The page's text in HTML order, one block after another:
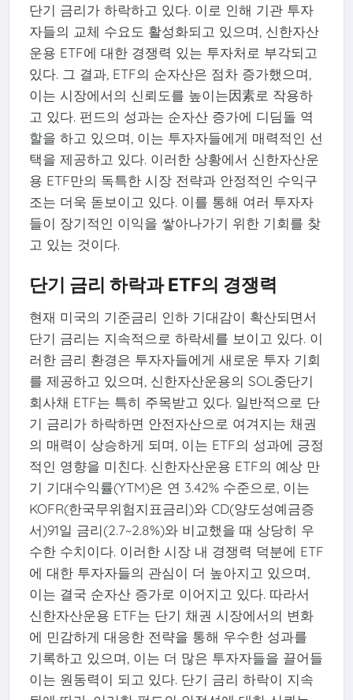
단기 금리가 하락하고 있다. 이로 인해 기관 투자
자들의 교체 수요도 활성화되고 있으며, 신한자산
운용 ETF에 대한 경쟁력 있는 투자처로 부각되고
있다. 그 결과, ETF의 순자산은 점차 증가했으며,
이는 시장에서의 신뢰도를 높이는因素로 작용하
고 있다. 펀드의 성과는 순자산 증가에 디딤돌 역
할을 하고 있으며, 이는 투자자들에게 매력적인 선
택을 제공하고 있다. 이러한 상황에서 신한자산운
용 ETF만의 독특한 시장 전략과 안정적인 수익구
조는 더욱 돋보이고 있다. 이를 통해 여러 투자자
들이 장기적인 이익을 쌓아나가기 위한 기회를 찾
고 있는 것이다.
단기 금리 하락과 ETF의 경쟁력
현재 미국의 기준금리 인하 기대감이 확산되면서
단기 금리는 지속적으로 하락세를 보이고 있다. 이
러한 금리 환경은 투자자들에게 새로운 투자 기회
를 제공하고 있으며, 신한자산운용의 SOL중단기
회사채 ETF는 특히 주목받고 있다. 일반적으로 단
기 금리가 하락하면 안전자산으로 여겨지는 채권
의 매력이 상승하게 되며, 이는 ETF의 성과에 긍정
적인 영향을 미친다. 신한자산운용 ETF의 예상 만
기 기대수익률(YTM)은 연 3.42% 수준으로, 이는
KOFR(한국무위험지표금리)와 CD(양도성예금증
서)91일 금리(2.7~2.8%)와 비교했을 때 상당히 우
수한 수치이다. 이러한 시장 내 경쟁력 덕분에 ETF
에 대한 투자자들의 관심이 더 높아지고 있으며,
이는 결국 순자산 증가로 이어지고 있다. 따라서
신한자산운용 ETF는 단기 채권 시장에서의 변화
에 민감하게 대응한 전략을 통해 우수한 성과를
기록하고 있으며, 이는 더 많은 투자자들을 끌어들
이는 원동력이 되고 있다. 단기 금리 하락이 지속